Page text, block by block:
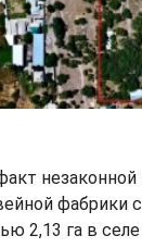
незаконной
фабрики
2,13 га в